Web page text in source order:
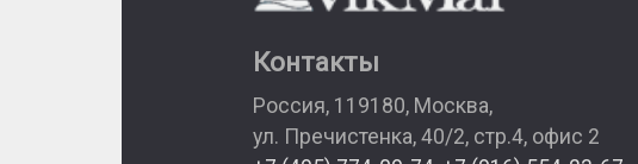
Контакты
Россия, 119180, Москва,
ул. Пречистенка, 40/2, стр.4, офис 2